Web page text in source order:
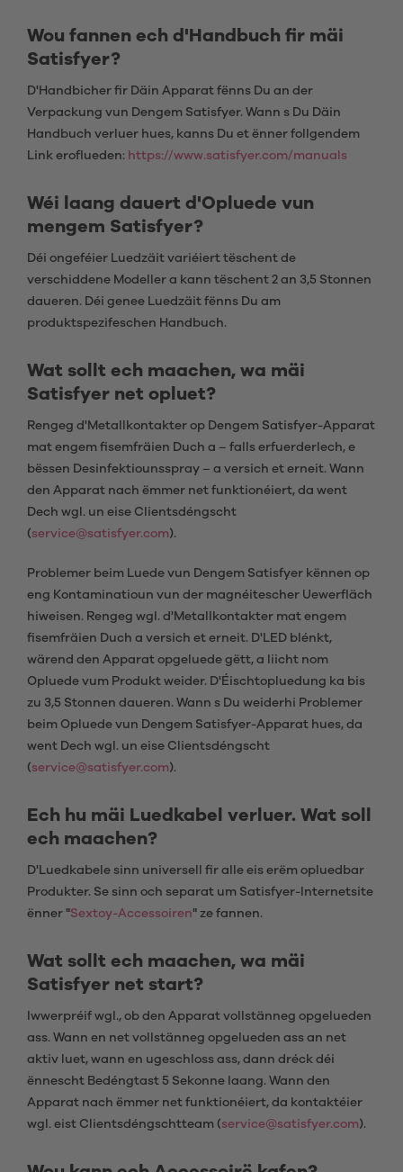
Wou fannen ech d'Handbuch fir mäi
Satisfyer?
D'Handbicher fir Däin Apparat fënns Du an der
Verpackung vun Dengem Satisfyer. Wann s Du Däin
Handbuch verluer hues, kanns Du et ënner follgendem
Link eroflueden: https://www.satisfyer.com/manuals
Wéi laang dauert d'Opluede vun
mengem Satisfyer?
Déi ongeféier Luedzäit variéiert tëschent de
verschiddene Modeller a kann tëschent 2 an 3,5 Stonnen
daueren. Déi genee Luedzäit fënns Du am
produktspezifeschen Handbuch.
Wat sollt ech maachen, wa mäi
Satisfyer net opluet?
Rengeg d'Metallkontakter op Dengem Satisfyer-Apparat
mat engem fisemfräien Duch a – falls erfuerderlech, e
bëssen Desinfektiounsspray – a versich et erneit. Wann
den Apparat nach ëmmer net funktionéiert, da went
Dech wgl. un eise Clientsdéngscht
(service@satisfyer.com).
Problemer beim Luede vun Dengem Satisfyer kënnen op
eng Kontaminatioun vun der magnéitescher Uewerfläch
hiweisen. Rengeg wgl. d'Metallkontakter mat engem
fisemfräien Duch a versich et erneit. D'LED blénkt,
wärend den Apparat opgeluede gëtt, a liicht nom
Opluede vum Produkt weider. D'Éischtopluedung ka bis
zu 3,5 Stonnen daueren. Wann s Du weiderhi Problemer
beim Opluede vun Dengem Satisfyer-Apparat hues, da
went Dech wgl. un eise Clientsdéngscht
(service@satisfyer.com).
Ech hu mäi Luedkabel verluer. Wat soll
ech maachen?
D'Luedkabele sinn universell fir alle eis erëm opluedbar
Produkter. Se sinn och separat um Satisfyer-Internetsite
ënner "Sextoy-Accessoiren" ze fannen.
Wat sollt ech maachen, wa mäi
Satisfyer net start?
Iwwerpréif wgl., ob den Apparat vollstänneg opgelueden
ass. Wann en net vollstänneg opgelueden ass an net
aktiv luet, wann en ugeschloss ass, dann dréck déi
ënnescht Bedéngtast 5 Sekonne laang. Wann den
Apparat nach ëmmer net funktionéiert, da kontaktéier
wgl. eist Clientsdéngschtteam (service@satisfyer.com).